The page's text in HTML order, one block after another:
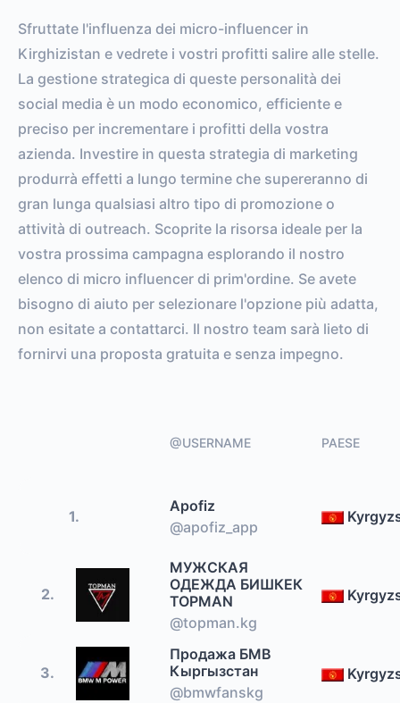
Sfruttate l'influenza dei micro-influencer in
Kirghizistan e vedrete i vostri profitti salire alle stelle.
La gestione strategica di queste personalità dei
social media è un modo economico, efficiente e
preciso per incrementare i profitti della vostra
azienda. Investire in questa strategia di marketing
produrrà effetti a lungo termine che supereranno di
gran lunga qualsiasi altro tipo di promozione o
attività di outreach. Scoprite la risorsa ideale per la
vostra prossima campagna esplorando il nostro
elenco di micro influencer di prim'ordine. Se avete
bisogno di aiuto per selezionare l'opzione più adatta,
non esitate a contattarci. Il nostro team sarà lieto di
fornirvi una proposta gratuita e senza impegno.
@USERNAME PAESE
1.
Apofiz
@apofiz_app
2.
МУЖСКАЯ
ОДЕЖДА БИШКЕК
TOPMAN
@topman.kg
3.
Продажа БМВ
Кыргызстан
@bmwfanskg